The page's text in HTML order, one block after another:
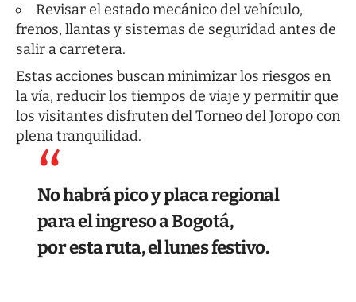
Revisar el estado mecánico del vehículo,
frenos, llantas y sistemas de seguridad antes de
salir a carretera.
Estas acciones buscan minimizar los riesgos en
la vía, reducir los tiempos de viaje y permitir que
los visitantes disfruten del Torneo del Joropo con
plena tranquilidad.
No habrá pico y placa regional
para el ingreso a Bogotá,
por esta ruta, el lunes festivo.